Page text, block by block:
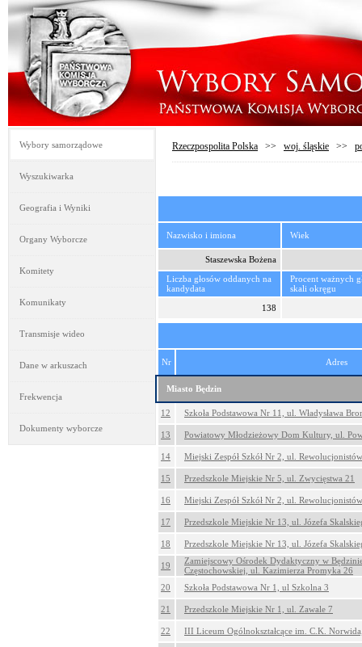
Wybory samorządowe
Wyszukiwarka
Geografia i Wyniki
Organy Wyborcze
Komitety
Komunikaty
Transmisje wideo
Dane w arkuszach
Frekwencja
Dokumenty wyborcze
Rzeczpospolita Polska >> woj. śląskie >>
Nazwisko i imiona Wiek
Staszewska Bożena
Liczba głosów oddanych na
kandydata
Procent ważnych
skali okręgu
138
Nr Adres
Miasto Będzin
12 Szkoła Podstawowa Nr 11, ul. Władysława
13 Powiatowy Młodzieżowy Dom Kultury, ul.
14 Miejski Zespół Szkół Nr 2, ul.
15 Przedszkole Miejskie Nr 5, ul. Zwycięstwa 21
16 Miejski Zespół Szkół Nr 2, ul.
17 Przedszkole Miejskie Nr 13, ul. Józefa
18 Przedszkole Miejskie Nr 13, ul. Józefa
19
Zamiejscowy Ośrodek Dydaktyczny w
Częstochowskiej, ul. Kazimierza Promyka 26
20
Szkoła Podstawowa Nr 1, ul Szkolna 3
21 Przedszkole Miejskie Nr 1, ul. Zawale 7
22 III Liceum Ogólnokształcące im. C.K.